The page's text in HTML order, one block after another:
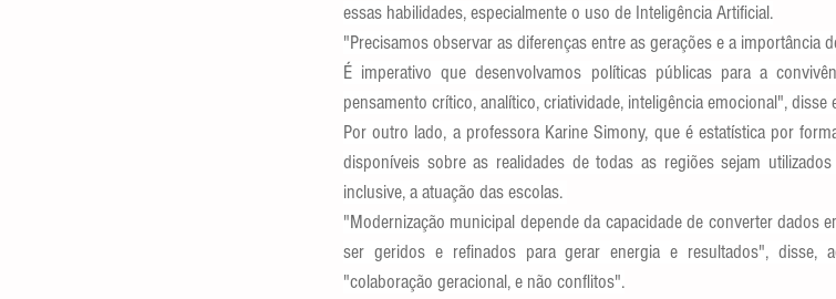
essas habilidades, especialmente o uso de Inteligência Artificial.
"Precisamos observar as diferenças entre as gerações e a importância
É imperativo que desenvolvamos políticas públicas para a
pensamento crítico, analítico, criatividade, inteligência emocional", disse
Por outro lado, a professora Karine Simony, que é estatística por
disponíveis sobre as realidades de todas as regiões sejam
inclusive, a atuação das escolas.
"Modernização municipal depende da capacidade de converter dados
ser geridos e refinados para gerar energia e resultados", disse,
"colaboração geracional, e não conflitos".